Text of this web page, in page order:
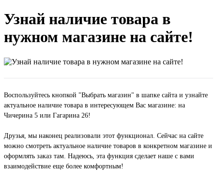
Узнай наличие товара в
нужном магазине на сайте!
Воспользуйтесь кнопкой "Выбрать магазин" в шапке сайта и узнайте
актуальное наличие товара в интересующем Вас магазине: на
Чичерина 5 или Гагарина 26!
Друзья, мы наконец реализовали этот функционал. Сейчас на сайте
можно смотреть актуальное наличие товаров в конкретном магазине и
оформлять заказ там. Надеюсь, эта функция сделает наше с вами
взаимодействие еще более комфортным!